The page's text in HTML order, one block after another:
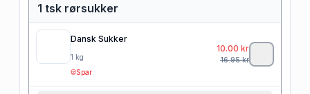
1 tsk rørsukker
Dansk Sukker
1 kg
Spar
10.00 kr
16.95kr